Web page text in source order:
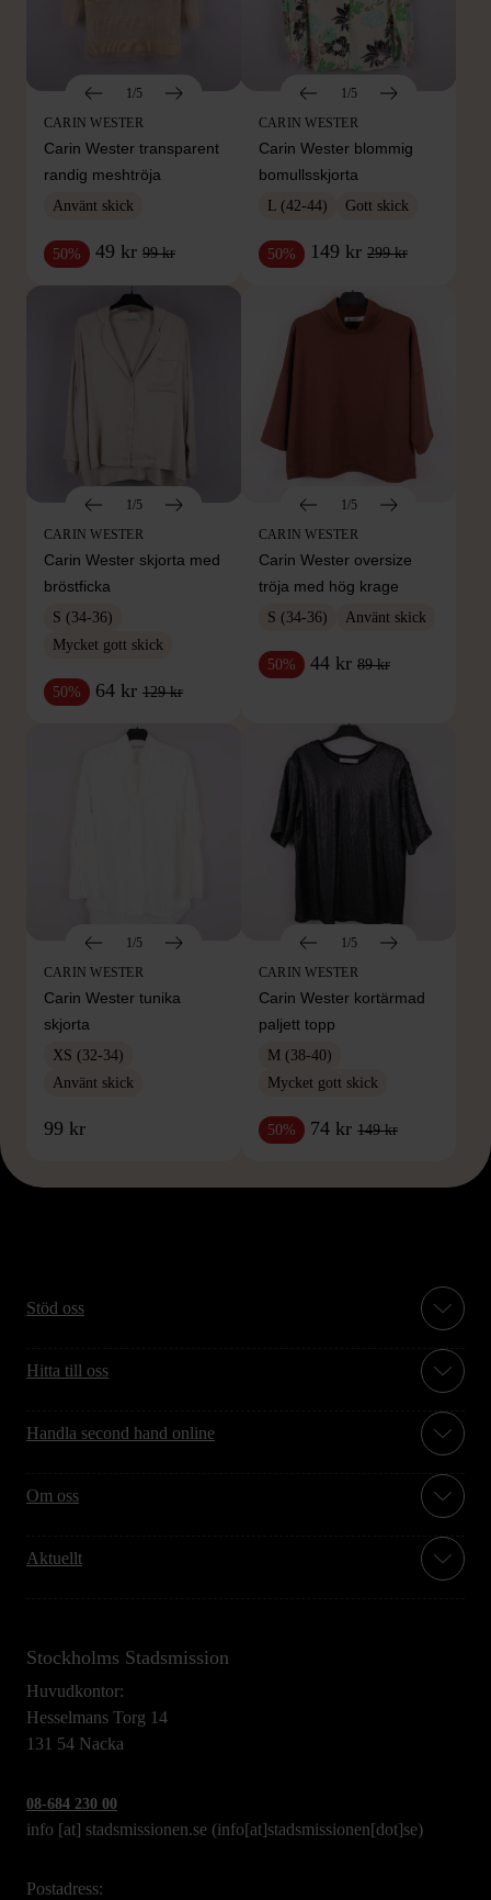
1/5
CARIN WESTER
Carin Wester transparent
randig meshtröja
Använt skick
50% 49 kr 99 kr
1/5
CARIN WESTER
Carin Wester blommig
bomullsskjorta
L (42-44) Gott skick
50% 149 kr 299 kr
1/5
CARIN WESTER
Carin Wester skjorta med
bröstficka
S (34-36)
Mycket gott skick
50% 64 kr 129 kr
1/5
CARIN WESTER
Carin Wester oversize
tröja med hög krage
S (34-36) Använt skick
50% 44 kr 89 kr
1/5
CARIN WESTER
Carin Wester tunika
skjorta
XS (32-34)
Använt skick
99 kr
1/5
CARIN WESTER
Carin Wester kortärmad
paljett topp
M (38-40)
Mycket gott skick
50% 74 kr 149 kr
Stöd oss
Hitta till oss
Handla second hand online
Om oss
Aktuellt
Stockholms Stadsmission
Huvudkontor:
Hesselmans Torg 14
131 54 Nacka
08-684 230 00
info [at] stadsmissionen.se (info[at]stadsmissionen[dot]se)
Postadress: